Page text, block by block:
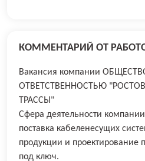
КОММЕНТАРИЙ ОТ
Вакансия компании
ОТВЕТСТВЕННОСТЬЮ
ТРАССЫ"
Сфера деятельности
поставка кабеленесущих
продукции и
под ключ.